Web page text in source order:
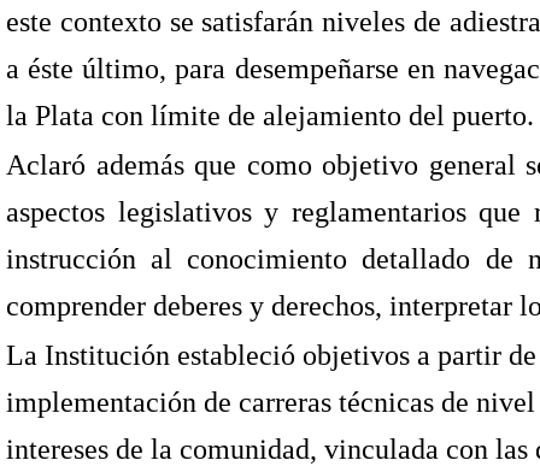
este contexto se satisfarán niveles de
a éste último, para desempeñarse en
la Plata con límite de alejamiento del puerto.
Aclaró además que como objetivo general
aspectos legislativos y reglamentarios
instrucción al conocimiento detallado de
comprender deberes y derechos, interpretar
La Institución estableció objetivos a partir
implementación de carreras técnicas de
intereses de la comunidad, vinculada con